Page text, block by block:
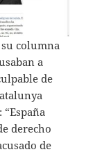
columna
a
de
derecho
de